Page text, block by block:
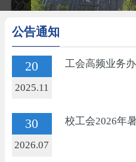
公告通知
20
2025.11
工会高频业务
30
2026.07
校工会2026年